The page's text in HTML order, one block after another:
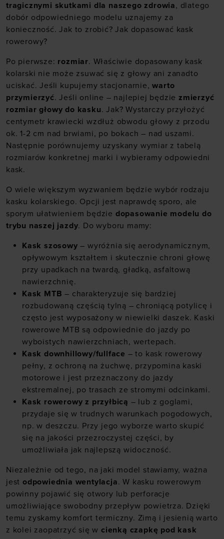
tragicznymi skutkami dla naszego zdrowia, dlatego
dobór odpowiedniego modelu uznajemy za
konieczność. Jak to zrobić? Jak dopasować kask
rowerowy?
Po pierwsze: rozmiar. Właściwie dopasowany kask
kolarski nie może zsuwać się z głowy ani zanadto
uciskać. Jeśli kupujemy stacjonarnie,warto
przymierzyć. Jeśli online – najlepiej będzie zmierzyć
rozmiar głowy do kasku. Jak? Wystarczy przyłożyć
centymetr krawiecki wzdłuż obwodu głowy z przodu
ok. 1-2 cm nad brwiami, po bokach – nad uszami.
Następnie porównujemy uzyskany wymiar z tabelą
rozmiarów konkretnej marki i wybieramy odpowiedni
kask.
O wiele większym wyzwaniem będzie wybór rodzaju
kasku kolarskiego. Opcji jest naprawdę sporo, ale
sporym ułatwieniem będzie dopasowanie modelu do
trybu naszej jazdy. Do wyboru mamy:
Kask szosowy – wyróżnia się aerodynamicznym,
opływowym kształtem i skutecznie chroni głowę
przy upadkach na twardą, gładką, asfaltową
nawierzchnię.
Kask MTB – charakteryzuje się bardziej
rozbudowaną częścią tylną – chroniącą potylicę i
często jest wyposażony w niewielki daszek. Kaski
rowerowe MTB są odpowiednie do jazdy po
wyboistych nawierzchniach, wertepach.
Kask downhillowy/fullface – to kask rowerowy
pełny, z ochroną na żuchwę, przypomina kaski
motorowe i jest przeznaczony do jazdy
ekstremalnej, po trasach ze stromymi odcinkami.
Kask rowerowy z przyłbicą – lub z goglami,
przydaje się w trudnych warunkach pogodowych,
np. w deszczu. Przy jego wyborze warto skupić
się na jakości przezroczystej części, by
umożliwiała jak najlepszą widoczność.
Niezależnie od tego, na jaki model stawiamy, ważna
jest odpowiednia wentylacja. W kasku rowerowym
powinny pojawić się otwory lub perforacje
umożliwiające swobodny przepływ powietrza. Dzięki
temu zyskamy komfort termiczny. Zimą i jesienią warto
z kolei zaopatrzyć się wcienką czapkę pod kask